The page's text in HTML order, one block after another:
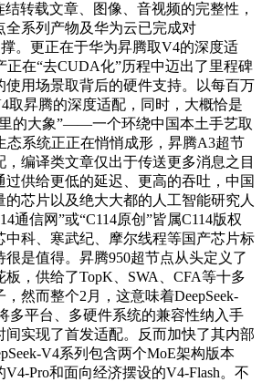
转载文章、图像、音视频的完整性，
全系列产物及华为云已完成对
撑。更正在于华为昇腾取V4的深度适
在“去CUDA化”历程中迈出了里程碑
使用场景取背后的硬件支持。以每百万
取昇腾的深度适配，同时，大概恰是
的大象”——一个环绕中国本土手艺取
态系统正正在悄悄成形，昇腾A3超节
，编译类文章仅出于传送更多消息之目
供给更低的延迟、更高的吞吐，中国
芯片以及绝大大都的人工智能研究人
通信网”或“C114原创”皆属C114版权
中科、寒武纪、摩尔线程等国产芯片标
是值得。昇腾950超节点从头定义了
，供给了TopK、SWA、CFA等十多
然而整个2月，这意味着DeepSeek-
多平台、多硬件系统的兼容性纳入手
间实现了首发适配。反而加快了其内部
V4系列包含两个MoE架构版本
Pro和面向经济摆设的V4-Flash。不